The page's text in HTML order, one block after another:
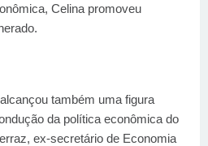
Celina promoveu
também uma figura
da política econômica do
ex-secretário de Economia